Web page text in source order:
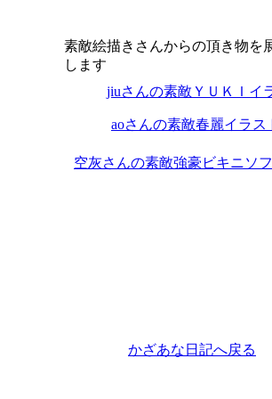
素敵絵描きさんからの頂き物を
します
jiuさんの素敵ＹＵＫＩイ
かざあな日記へ戻る
aoさんの素敵春麗イラス
空灰さんの素敵強豪ビキニソ